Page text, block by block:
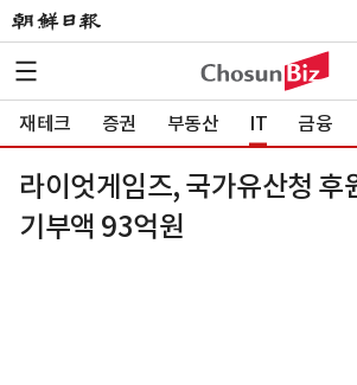
재테크 증권 부동산 IT 금융
라이엇게임즈, 국가유산청
기부액 93억원